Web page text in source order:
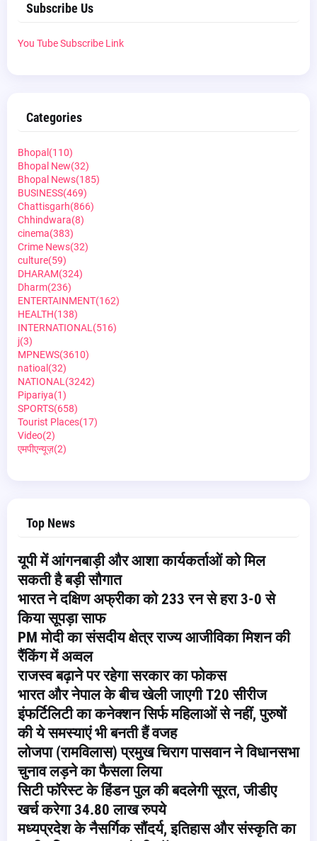
Subscribe Us
You Tube Subscribe Link
Categories
Bhopal (110)
Bhopal New(32)
Bhopal News(185)
BUSINESS(469)
Chattisgarh(866)
Chhindwara(8)
cinema(383)
Crime News(32)
culture(59)
DHARAM(324)
Dharm(236)
ENTERTAINMENT(162)
HEALTH(138)
INTERNATIONAL (516)
j(3)
MPNEWS(3610)
natioal (32)
NATIONAL (3242)
Pipariya(1)
SPORTS(658)
Tourist Places(17)
Video(2)
एमपीएन्यूज़(2)
Top News
यूपी में आंगनबाड़ी और आशा कार्यकर्ताओं को मिल
सकती है बड़ी सौगात
भारत ने दक्षिण अफ्रीका को 233 रन से हरा 3-0 से
किया सूपड़ा साफ
PM मोदी का संसदीय क्षेत्र राज्य आजीविका मिशन की
रैंकिंग में अव्वल
राजस्व बढ़ाने पर रहेगा सरकार का फोकस
भारत और नेपाल के बीच खेली जाएगी T20 सीरीज
इंफर्टिलिटी का कनेक्शन सिर्फ महिलाओं से नहीं, पुरुषों
की ये समस्याएं भी बनती हैं वजह
लोजपा (रामविलास) प्रमुख चिराग पासवान ने विधानसभा
चुनाव लड़ने का फैसला लिया
सिटी फॉरेस्ट के हिंडन पुल की बदलेगी सूरत, जीडीए
खर्च करेगा 34.80 लाख रुपये
मध्यप्रदेश के नैसर्गिक सौंदर्य, इतिहास और संस्कृति का